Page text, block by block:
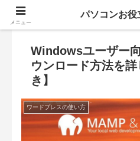
Windowsユーザー
ウンロード方法を
き】
ワードプレスの使い方
メニュー
パソコンお役